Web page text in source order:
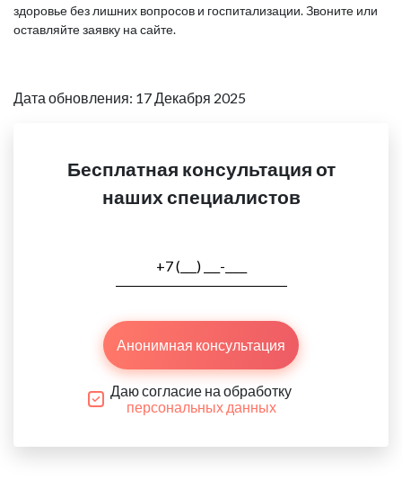
здоровье без лишних вопросов и госпитализации. Звоните или
оставляйте заявку на сайте.
Дата обновления: 17 Декабря 2025
Бесплатная консультация от
наших специалистов
Анонимная консультация
Даю согласие на обработку
персональных данных